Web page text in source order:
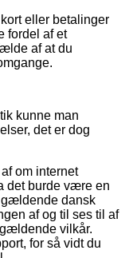
eller betalinger
fordel af et
af at du
kunne man
det er dog
om internet
det burde være en
gældende dansk
af og til ses til af
vilkår.
for så vidt du